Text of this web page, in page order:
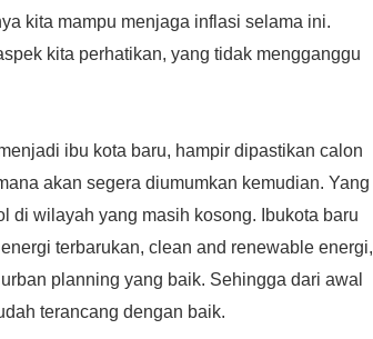
kita mampu menjaga inflasi selama ini.
kita perhatikan, yang tidak mengganggu
ibu kota baru, hampir dipastikan calon
akan segera diumumkan kemudian. Yang
di wilayah yang masih kosong. Ibukota baru
terbarukan, clean and renewable energi,
planning yang baik. Sehingga dari awal
terancang dengan baik.